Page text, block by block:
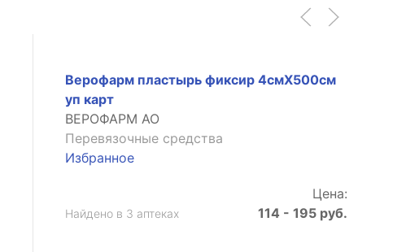
Верофарм пластырь фиксир 4смX500см
уп карт
ВЕРОФАРМ АО
Перевязочные средства
Избранное
Цена:
Найдено в 3 аптеках 114 - 195 руб.